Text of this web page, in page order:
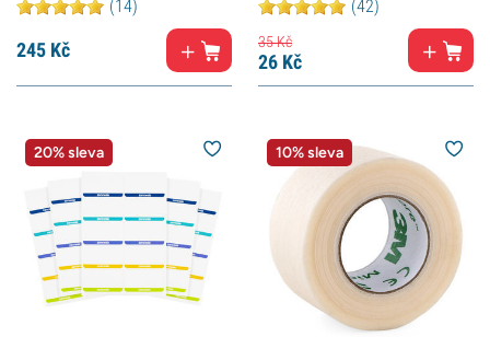
(14)
245 Kč
(42)
35Kč
26 Kč
20% sleva 10% sleva